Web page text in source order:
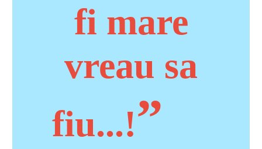
fi mare
vreau sa
fiu...!”